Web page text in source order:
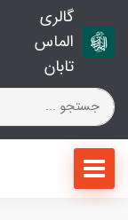
گالری
الماس
تابان